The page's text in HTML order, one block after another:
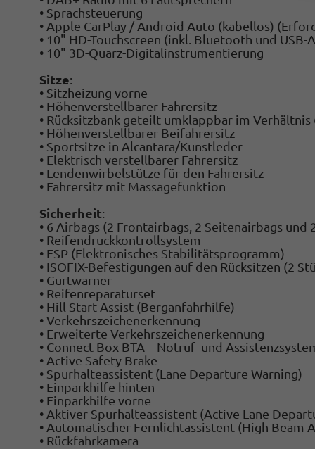
• Sprachsteuerung
• Apple CarPlay / Android Auto (kabellos) (
• 10" HD-Touchscreen (inkl. Bluetooth und USB-
• 10" 3D-Quarz-Digitalinstrumentierung
Sitze:
• Sitzheizung vorne
• Höhenverstellbarer Fahrersitz
• Rücksitzbank geteilt umklappbar im Verhältnis
• Höhenverstellbarer Beifahrersitz
• Sportsitze in Alcantara/Kunstleder
• Elektrisch verstellbarer Fahrersitz
• Lendenwirbelstütze für den Fahrersitz
• Fahrersitz mit Massagefunktion
Sicherheit:
• 6 Airbags (2 Frontairbags, 2 Seitenairbags und
• Reifendruckkontrollsystem
• ESP (Elektronisches Stabilitätsprogramm)
• ISOFIX-Befestigungen auf den Rücksitzen (2
• Gurtwarner
• Reifenreparaturset
• Hill Start Assist (Berganfahrhilfe)
• Verkehrszeichenerkennung
• Erweiterte Verkehrszeichenerkennung
• Connect Box BTA – Notruf- und
• Active Safety Brake
• Spurhalteassistent (Lane Departure Warning)
• Einparkhilfe hinten
• Einparkhilfe vorne
• Aktiver Spurhalteassistent (Active Lane
• Automatischer Fernlichtassistent (High Beam
• Rückfahrkamera